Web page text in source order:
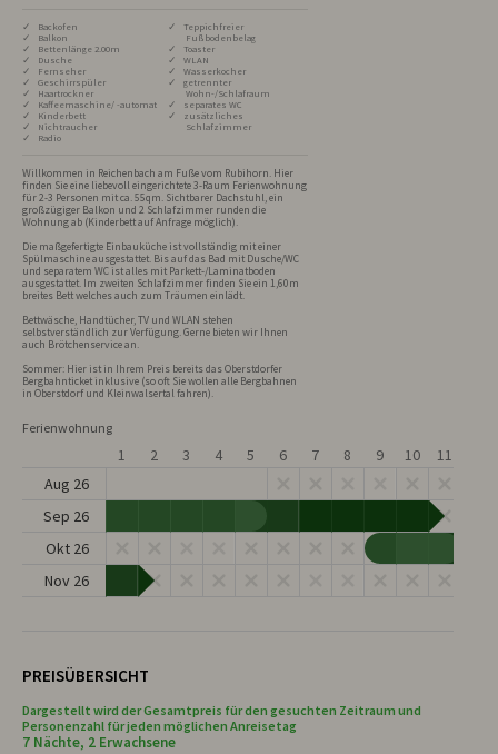
✓ Backofen
✓ Balkon
✓ Bettenlänge 2.00m
✓ Dusche
✓ Fernseher
✓ Geschirrspüler
✓ Haartrockner
✓ Kaffeemaschine/ -automat
✓ Kinderbett
✓ Nichtraucher
✓ Radio
✓ Teppichfreier
Fußbodenbelag
✓ Toaster
✓ WLAN
✓ Wasserkocher
✓ getrennter
Wohn-/Schlafraum
✓ separates WC
✓ zusätzliches
Schlafzimmer
Willkommen in Reichenbach am Fuße vom Rubihorn. Hier
finden Sie eine liebevoll eingerichtete 3-Raum Ferienwohnung
für 2-3 Personen mit ca. 55qm. Sichtbarer Dachstuhl, ein
großzügiger Balkon und 2 Schlafzimmer runden die
Wohnung ab (Kinderbett auf Anfrage möglich).
Die maßgefertigte Einbauküche ist vollständig mit einer
Spülmaschine ausgestattet. Bis auf das Bad mit Dusche/WC
und separatem WC ist alles mit Parkett-/Laminatboden
ausgestattet. Im zweiten Schlafzimmer finden Sie ein 1,60m
breites Bett welches auch zum Träumen einlädt.
Bettwäsche, Handtücher, TV und WLAN stehen
selbstverständlich zur Verfügung. Gerne bieten wir Ihnen
auch Brötchenservice an.
Sommer: Hier ist in Ihrem Preis bereits das Oberstdorfer
Bergbahnticket inklusive (so oft Sie wollen alle Bergbahnen
in Oberstdorf und Kleinwalsertal fahren).
Ferienwohnung
1 2 3 4 5 6 7 8 9 10 11
Aug 26
Sep 26
Okt 26
Nov 26
PREISÜBERSICHT
Dargestellt wird der Gesamtpreis für den gesuchten Zeitraum und
Personenzahl für jeden möglichen Anreisetag
7 Nächte, 2 Erwachsene